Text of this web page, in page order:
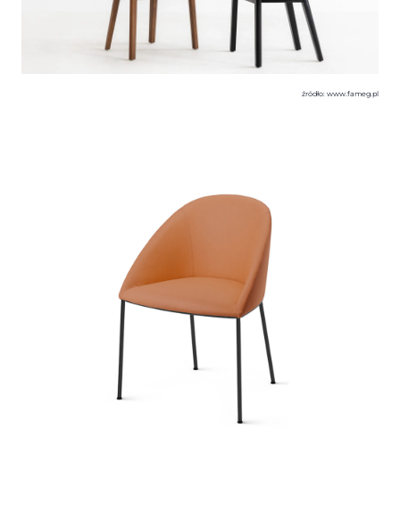
źródło: www.fameg.pl